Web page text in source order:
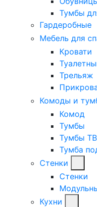
Тумбы
Гардеробные
Мебель для
Кровати
Трельяж
Комоды и
Комод
Тумбы
Тумбы ТВ
Тумба
Стенки
Стенки
Кухни